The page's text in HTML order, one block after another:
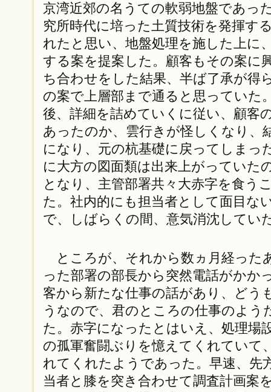
京湾近郊の名うての軟弱地盤であっ
究所時代に培った土質技術を発揮す
れたと思い、地盤処理を施した上に
する案を提案した。顧客もその案に
ち合わせをした結果、半ば了承が得
の案で上層部まで通ると思っていた
後、詳細を詰めていくに従い、顧客
あったのか、雲行きが怪しくなり、
になり、元の杭基礎に戻ってしまっ
に大方の図面類は出来上がっていた
となり、主管部署共々大赤字を食う
た。社内的にも担当者として面目な
で、しばらくの間、意気消沈してい
ところが、それから数ヵ月経った
った部署の部長から突然電話がかか
客から新たな仕事の話があり、どう
うなので、君のところの仕事のよう
た。赤字になったとはいえ、処理場
の孤軍奮闘ぶりを憶えてくれていて
れてくれたようであった。早速、先
当者と膝を突き合わせて調査計画案